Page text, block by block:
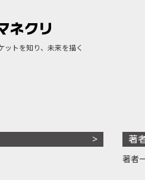
ットを知り、未来を描く
著
著者